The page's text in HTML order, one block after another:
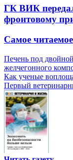
ГК ВИК
фронтовому
Самое читаемое
Печень под
желчегонного
Как ученые
Первый